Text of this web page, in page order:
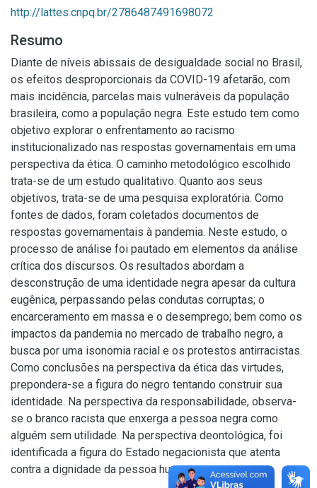
http://lattes.cnpq.br/2786487491698072
Resumo
Diante de níveis abissais de desigualdade social no Brasil,
os efeitos desproporcionais da COVID-19 afetarão, com
mais incidência, parcelas mais vulneráveis da população
brasileira, como a população negra. Este estudo tem como
objetivo explorar o enfrentamento ao racismo
institucionalizado nas respostas governamentais em uma
perspectiva da ética. O caminho metodológico escolhido
trata-se de um estudo qualitativo. Quanto aos seus
objetivos, trata-se de uma pesquisa exploratória. Como
fontes de dados, foram coletados documentos de
respostas governamentais à pandemia. Neste estudo, o
processo de análise foi pautado em elementos da análise
crítica dos discursos. Os resultados abordam a
desconstrução de uma identidade negra apesar da cultura
eugênica, perpassando pelas condutas corruptas; o
encarceramento em massa e o desemprego; bem como os
impactos da pandemia no mercado de trabalho negro, a
busca por uma isonomia racial e os protestos antirracistas.
Como conclusões na perspectiva da ética das virtudes,
prepondera-se a figura do negro tentando construir sua
identidade. Na perspectiva da responsabilidade, observa-
se o branco racista que enxerga a pessoa negra como
alguém sem utilidade. Na perspectiva deontológica, foi
identificada a figura do Estado negacionista que atenta
contra a dignidade da pessoa humana.